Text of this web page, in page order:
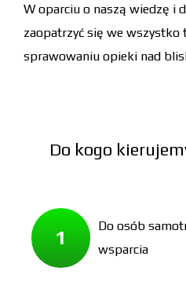
W oparciu o naszą wiedzę i
zaopatrzyć się we wszystko
sprawowaniu opieki nad
Do kogo
1
Do osób
wsparcia